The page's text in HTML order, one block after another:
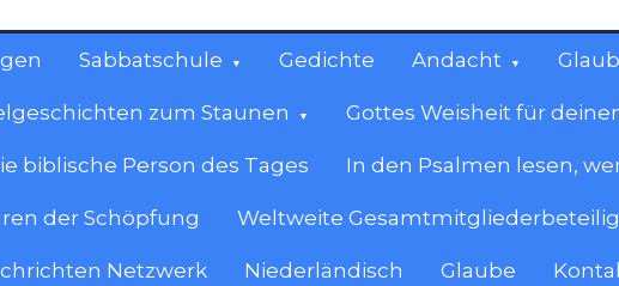
Sabbatschule Gedichte Andacht
zum Staunen Gottes Weisheit für
biblische Person des Tages In den Psalmen lesen,
der Schöpfung Weltweite
Netzwerk Niederländisch Glaube